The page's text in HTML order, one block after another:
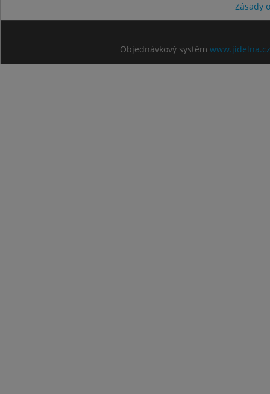
Zásady
Objednávkový systém www.jidelna.cz